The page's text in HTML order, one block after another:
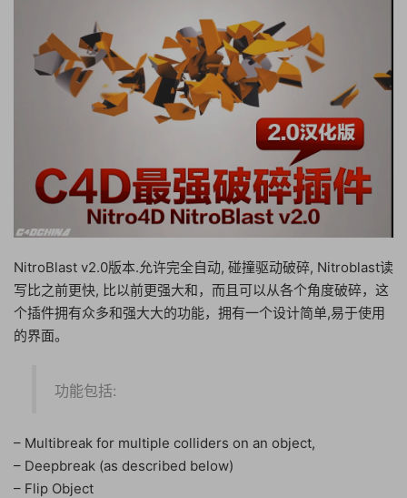
NitroBlast v2.0版本.允许完全自动, 碰撞驱动破碎, Nitroblast读
写比之前更快, 比以前更强大和，而且可以从各个角度破碎，这
个插件拥有众多和强大大的功能，拥有一个设计简单,易于使用
的界面。
功能包括:
– Multibreak for multiple colliders on an object,
– Deepbreak (as described below)
– Flip Object